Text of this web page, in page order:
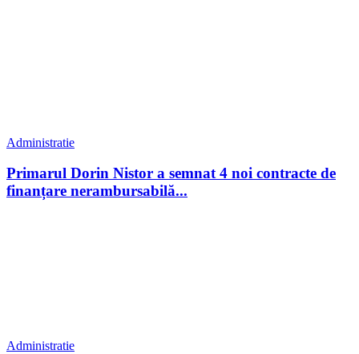
Administratie
Primarul Dorin Nistor a semnat 4 noi contracte de
finanțare nerambursabilă...
Administratie